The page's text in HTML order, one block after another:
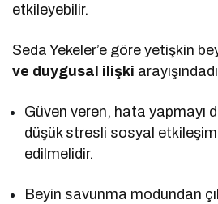
etkileyebilir.
Seda Yekeler’e göre yetişkin
ve duygusal ilişki
Güven veren, hata yapmayı
düşük stresli sosyal
edilmelidir.
Beyin savunma modundan